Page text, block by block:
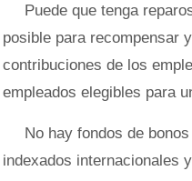
Puede que tenga
posible para recompensar
contribuciones de los
empleados elegibles para
No hay fondos de
indexados internacionales